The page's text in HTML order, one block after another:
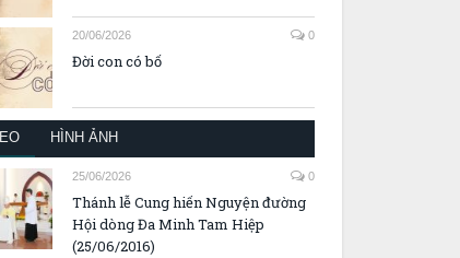
20/06/2026 0
Đời con có bố
HÌNH ẢNH
25/06/2026 0
Thánh lễ Cung hiến Nguyện đường
Hội dòng Đa Minh Tam Hiệp
(25/06/2016)